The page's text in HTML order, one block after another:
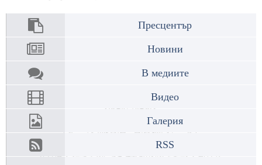
Пресцентър
Новини
В медиите
Видео
Галерия
RSS